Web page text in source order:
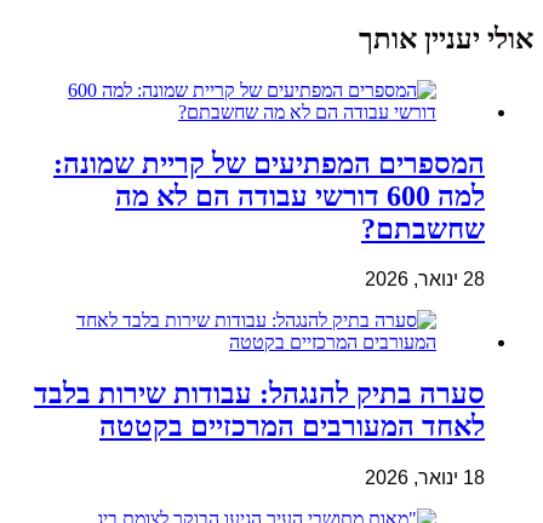
אולי יעניין אותך
המספרים המפתיעים של קריית שמונה:
למה 600 דורשי עבודה הם לא מה
שחשבתם?
28 ינואר, 2026
סערה בתיק להנגהל: עבודות שירות בלבד
לאחד המעורבים המרכזיים בקטטה
18 ינואר, 2026